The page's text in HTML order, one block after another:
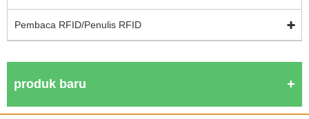
Pembaca RFID/Penulis RFID
produk baru